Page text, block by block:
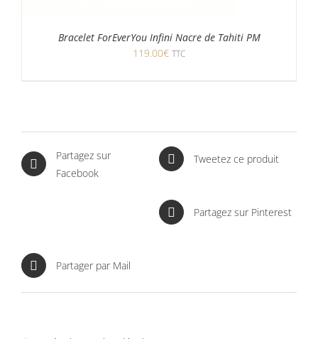
Bracelet ForEverYou Infini Nacre de Tahiti PM
119.00€ TTC
Partagez sur
Facebook
Tweetez ce produit
Partagez sur Pinterest
Partager par Mail